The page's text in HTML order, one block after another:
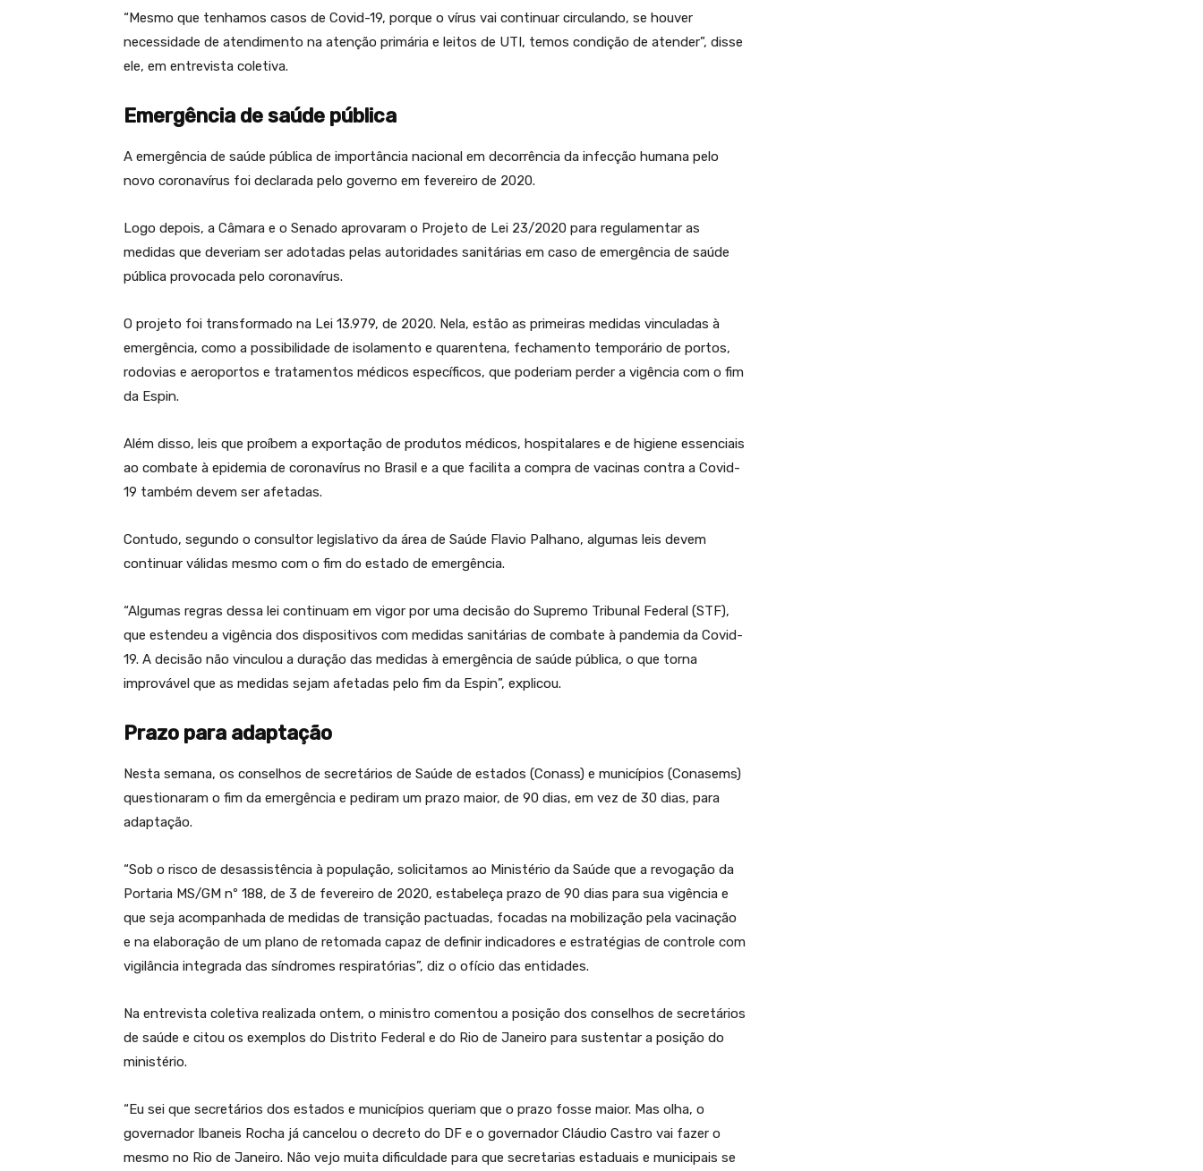
“Mesmo que tenhamos casos de Covid-19, porque o vírus vai continuar circulando, se houver
necessidade de atendimento na atenção primária e leitos de UTI, temos condição de atender”, disse
ele, em entrevista coletiva.
Emergência de saúde pública
A emergência de saúde pública de importância nacional em decorrência da infecção humana pelo
novo coronavírus foi declarada pelo governo em fevereiro de 2020.
Logo depois, a Câmara e o Senado aprovaram o Projeto de Lei 23/2020 para regulamentar as
medidas que deveriam ser adotadas pelas autoridades sanitárias em caso de emergência de saúde
pública provocada pelo coronavírus.
O projeto foi transformado na Lei 13.979, de 2020. Nela, estão as primeiras medidas vinculadas à
emergência, como a possibilidade de isolamento e quarentena, fechamento temporário de portos,
rodovias e aeroportos e tratamentos médicos específicos, que poderiam perder a vigência com o fim
da Espin.
Além disso, leis que proíbem a exportação de produtos médicos, hospitalares e de higiene essenciais
ao combate à epidemia de coronavírus no Brasil e a que facilita a compra de vacinas contra a Covid-
19 também devem ser afetadas.
Contudo, segundo o consultor legislativo da área de Saúde Flavio Palhano, algumas leis devem
continuar válidas mesmo com o fim do estado de emergência.
“Algumas regras dessa lei continuam em vigor por uma decisão do Supremo Tribunal Federal (STF),
que estendeu a vigência dos dispositivos com medidas sanitárias de combate à pandemia da Covid-
19. A decisão não vinculou a duração das medidas à emergência de saúde pública, o que torna
improvável que as medidas sejam afetadas pelo fim da Espin”, explicou.
Prazo para adaptação
Nesta semana, os conselhos de secretários de Saúde de estados (Conass) e municípios (Conasems)
questionaram o fim da emergência e pediram um prazo maior, de 90 dias, em vez de 30 dias, para
adaptação.
“Sob o risco de desassistência à população, solicitamos ao Ministério da Saúde que a revogação da
Portaria MS/GM nº 188, de 3 de fevereiro de 2020, estabeleça prazo de 90 dias para sua vigência e
que seja acompanhada de medidas de transição pactuadas, focadas na mobilização pela vacinação
e na elaboração de um plano de retomada capaz de definir indicadores e estratégias de controle com
vigilância integrada das síndromes respiratórias”, diz o ofício das entidades.
Na entrevista coletiva realizada ontem, o ministro comentou a posição dos conselhos de secretários
de saúde e citou os exemplos do Distrito Federal e do Rio de Janeiro para sustentar a posição do
ministério.
“Eu sei que secretários dos estados e municípios queriam que o prazo fosse maior. Mas olha, o
governador Ibaneis Rocha já cancelou o decreto do DF e o governador Cláudio Castro vai fazer o
mesmo no Rio de Janeiro. Não vejo muita dificuldade para que secretarias estaduais e municipais se